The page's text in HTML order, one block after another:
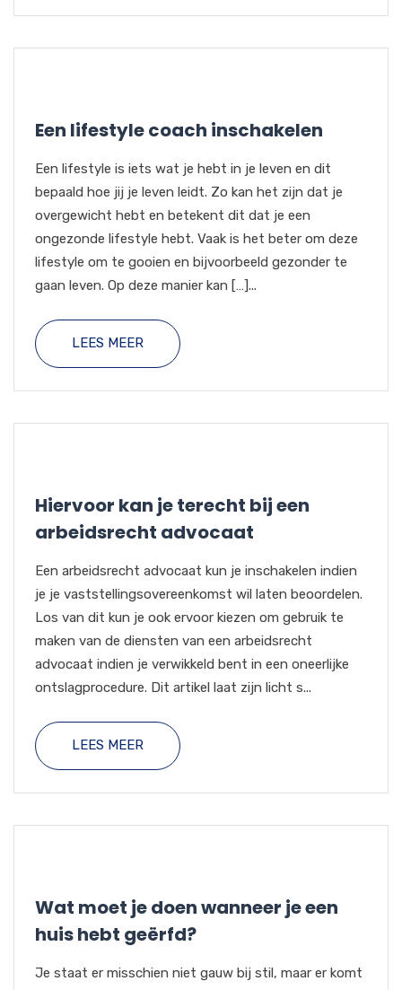
Een lifestyle coach inschakelen
Een lifestyle is iets wat je hebt in je leven en dit
bepaald hoe jij je leven leidt. Zo kan het zijn dat je
overgewicht hebt en betekent dit dat je een
ongezonde lifestyle hebt. Vaak is het beter om deze
lifestyle om te gooien en bijvoorbeeld gezonder te
gaan leven. Op deze manier kan […]...
LEES MEER
Hiervoor kan je terecht bij een
arbeidsrecht advocaat
Een arbeidsrecht advocaat kun je inschakelen indien
je je vaststellingsovereenkomst wil laten beoordelen.
Los van dit kun je ook ervoor kiezen om gebruik te
maken van de diensten van een arbeidsrecht
advocaat indien je verwikkeld bent in een oneerlijke
ontslagprocedure. Dit artikel laat zijn licht s...
LEES MEER
Wat moet je doen wanneer je een
huis hebt geërfd?
Je staat er misschien niet gauw bij stil, maar er komt